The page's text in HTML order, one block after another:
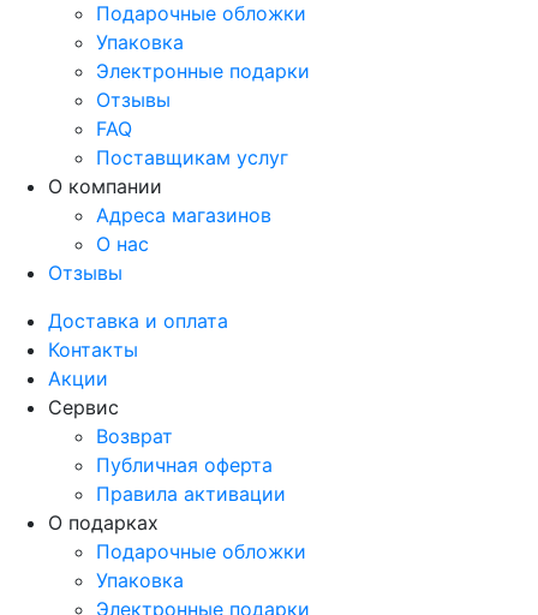
Подарочные обложки
Упаковка
Электронные подарки
Отзывы
FAQ
Поставщикам услуг
О компании
Адреса магазинов
О нас
Отзывы
Доставка и оплата
Контакты
Акции
Сервис
Возврат
Публичная оферта
Правила активации
О подарках
Подарочные обложки
Упаковка
Электронные подарки